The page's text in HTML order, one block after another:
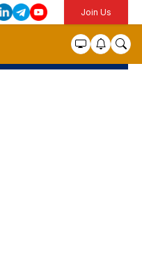
Join Us